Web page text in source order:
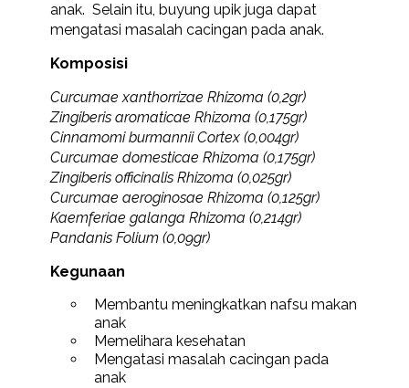
anak. Selain itu, buyung upik juga dapat
mengatasi masalah cacingan pada anak.
Komposisi
Curcumae xanthorrizae Rhizoma (0,2gr)
Zingiberis aromaticae Rhizoma (0,175gr)
Cinnamomi burmannii Cortex (0,004gr)
Curcumae domesticae Rhizoma (0,175gr)
Zingiberis officinalis Rhizoma (0,025gr)
Curcumae aeroginosae Rhizoma (0,125gr)
Kaemferiae galanga Rhizoma (0,214gr)
Pandanis Folium (0,09gr)
Kegunaan
Membantu meningkatkan nafsu makan
anak
Memelihara kesehatan
Mengatasi masalah cacingan pada
anak